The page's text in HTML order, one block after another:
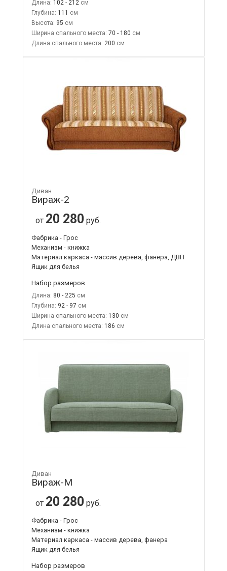
Длина: 102 - 212
Глубина: 111
Высота: 95
Ширина спального места: 70 - 180
Длина спального места: 200
Диван
Вираж-2
от 20 280 руб.
Фабрика - Грос
Механизм - книжка
Материал каркаса - массив дерева, фанера, ДВП
Ящик для белья
Набор размеров
Длина: 80 - 225
Глубина: 92 - 97
Ширина спального места: 130
Длина спального места: 186
Диван
Вираж-М
от 20 280 руб.
Фабрика - Грос
Механизм - книжка
Материал каркаса - массив дерева, фанера
Ящик для белья
Набор размеров